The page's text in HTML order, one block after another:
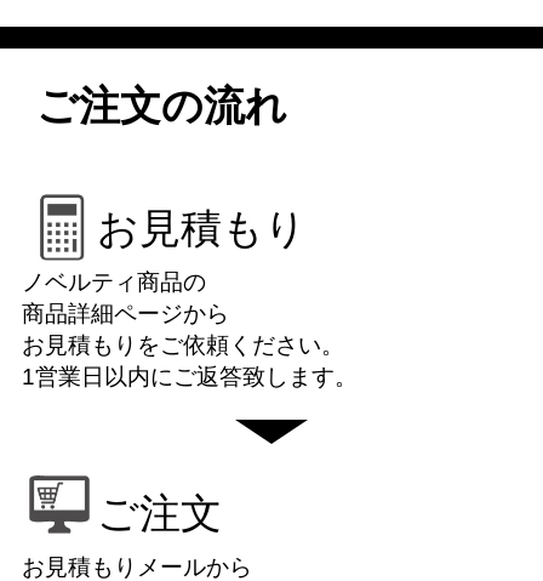
ご注文の流れ
お見積もり
ノベルティ商品の
商品詳細ページから
お見積もりをご依頼ください。
1営業日以内にご返答致します。
ご注文
お見積もりメールから